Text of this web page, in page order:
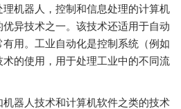
机器人，控制和信息处理的计算机
异技术之一。该技术还适用于自动
用。工业自动化是控制系统（例如
的使用，用于处理工业中的不同流
器人技术和计算机软件之类的技术